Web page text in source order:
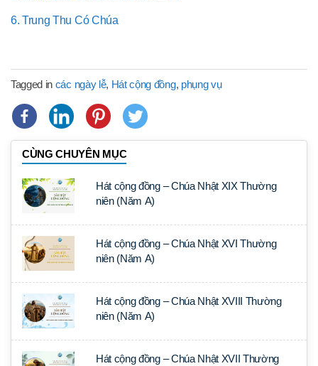
6. Trung Thu Có Chúa
Tagged in các ngày lễ, Hát cộng đồng, phụng vụ
CÙNG CHUYÊN MỤC
Hát cộng đồng – Chúa Nhật XIX Thường
niên (Năm A)
Hát cộng đồng – Chúa Nhật XVI Thường
niên (Năm A)
Hát cộng đồng – Chúa Nhật XVIII Thường
niên (Năm A)
Hát cộng đồng – Chúa Nhật XVII Thường